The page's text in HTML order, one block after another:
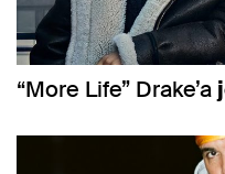
“More Life” Drake’a